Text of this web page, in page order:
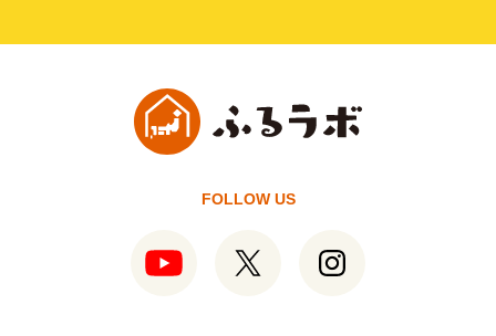
FOLLOW US